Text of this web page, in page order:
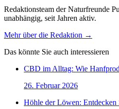
Redaktionsteam der Naturfreunde
unabhängig, seit Jahren aktiv.
Mehr über die Redaktion →
Das könnte Sie auch interessieren
CBD im Alltag: Wie
26. Februar 2026
Höhle der Löwen: Entdecken